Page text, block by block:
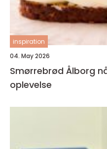
inspiration
04. May 2026
Smørrebrød Ålborg når frokost bliver en
oplevelse